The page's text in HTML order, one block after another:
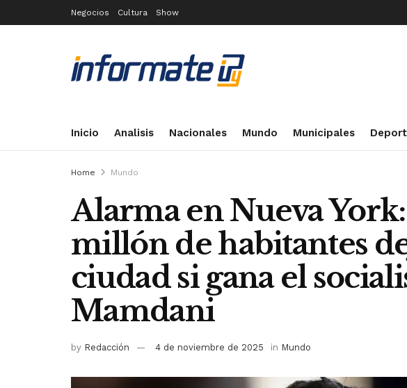
Negocios Cultura Show
Inicio Analisis Nacionales Mundo Municipales
Home Mundo
Alarma en Nueva
millón de habitantes
ciudad si gana el
Mamdani
by Redacción 4 de noviembre de 2025 in Mundo